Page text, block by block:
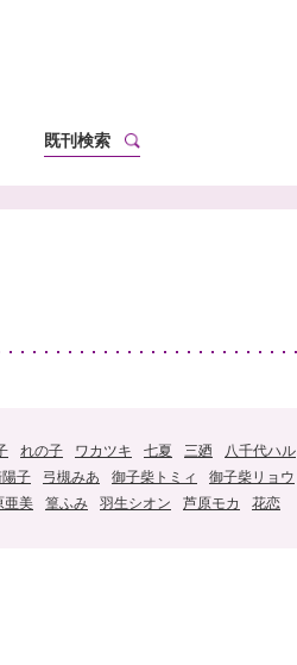
既刊検索
れの子 ワカツキ 七夏 三廼
八千代ハル
子 弓槻みあ 御子柴トミィ
御子柴リョウ
亜美 篁ふみ 羽生シオン 芦原モカ
花恋